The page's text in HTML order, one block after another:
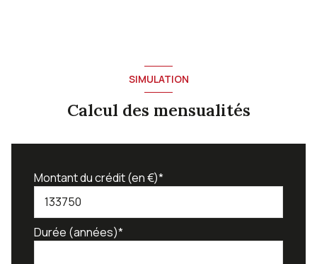
SIMULATION
Calcul des mensualités
Montant du crédit (en €)*
Durée (années)*